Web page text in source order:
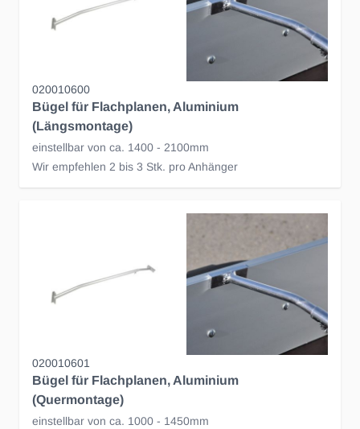
020010600
Bügel für Flachplanen, Aluminium
(Längsmontage)
einstellbar von ca. 1400 - 2100mm
Wir empfehlen 2 bis 3 Stk. pro Anhänger
020010601
Bügel für Flachplanen, Aluminium
(Quermontage)
einstellbar von ca. 1000 - 1450mm